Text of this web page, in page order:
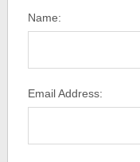
Name:
Email Address: